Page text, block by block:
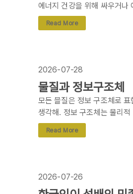
에너지 건강을 위해 싸우거
Read More
2026-07-28
물질과 정보구조체
모든 믈질은 정보 구조체로
생각해. 정보 구조체는 물리
Read More
2026-07-26